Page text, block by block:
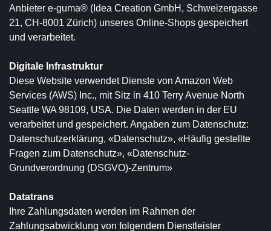
Anbieter e-guma® (Idea Creation GmbH, Schweizergasse
21, CH-8001 Zürich) unseres Online-Shops gespeichert
und verarbeitet.
Digitale Infrastruktur
Diese Website verwendet Dienste von Amazon Web
Services (AWS) Inc., mit Sitz in 410 Terry Avenue North
Seattle WA 98109, USA. Die Daten werden in der EU
verarbeitet und gespeichert. Angaben zum Datenschutz:
Datenschutzerklärung, «Datenschutz», «Häufig gestellte
Fragen zum Datenschutz», «Datenschutz-
Grundverordnung (DSGVO)-Zentrum»
Datatrans
Ihre Zahlungsdaten werden im Rahmen der
Zahlungsabwicklung von folgendem Dienstleister